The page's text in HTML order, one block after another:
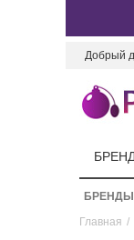
Добрый
БРЕНДЫ
Главная /